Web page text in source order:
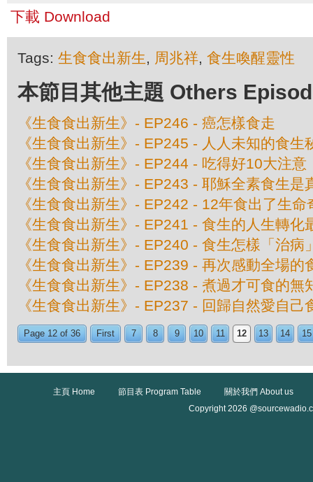
下載 Download
Tags: 生食食出新生, 周兆祥, 食生喚醒靈性
本節目其他主題 Others
《生食食出新生》- EP246 - 癌怎樣食走
《生食食出新生》- EP245 - 人人未知的食生
《生食食出新生》- EP244 - 吃得好10大注意
《生食食出新生》- EP243 - 耶穌全素食生是
《生食食出新生》- EP242 - 12年食出了生命
《生食食出新生》- EP241 - 食生的人生轉化
《生食食出新生》- EP240 - 食生怎樣「治病
《生食食出新生》- EP239 - 再次感動全場的
《生食食出新生》- EP238 - 煮過才可食的無
《生食食出新生》- EP237 - 回歸自然愛自己
Page 12 of 36 First 7 8 9 10 11 12 13 14 15
主頁 Home 節目表 Program Table
關於我們 About us
Copyright 2026